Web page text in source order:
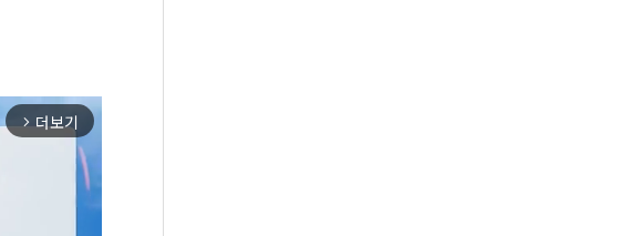
arrow_forward_ios 더보기